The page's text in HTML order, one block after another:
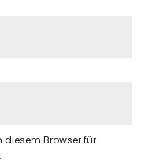
diesem Browser für